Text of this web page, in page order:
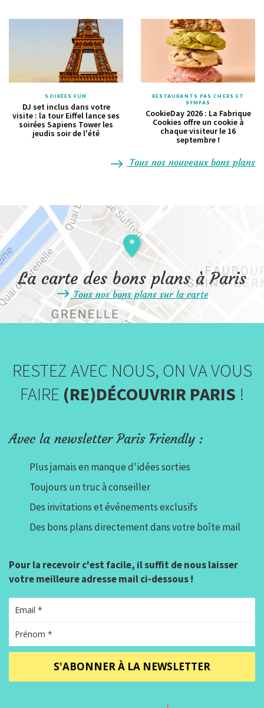
SOIRÉES FUN
DJ set inclus dans votre
visite : la tour Eiffel lance ses
soirées Sapiens Tower les
jeudis soir de l'été
RESTAURANTS PAS CHERS ET
SYMPAS
CookieDay 2026 : La Fabrique
Cookies offre un cookie à
chaque visiteur le 16
septembre !
Tous nos nouveaux bons plans
La carte des bons plans à Paris
Tous nos bons plans sur la carte
RESTEZ AVEC NOUS, ON VA VOUS
FAIRE (RE)DÉCOUVRIR PARIS !
Avec la newsletter Paris Friendly :
Plus jamais en manque d'idées sorties
Toujours un truc à conseiller
Des invitations et événements exclusifs
Des bons plans directement dans votre boîte mail
Pour la recevoir c'est facile, il suffit de nous laisser
votre meilleure adresse mail ci-dessous !
S'ABONNER À LA NEWSLETTER